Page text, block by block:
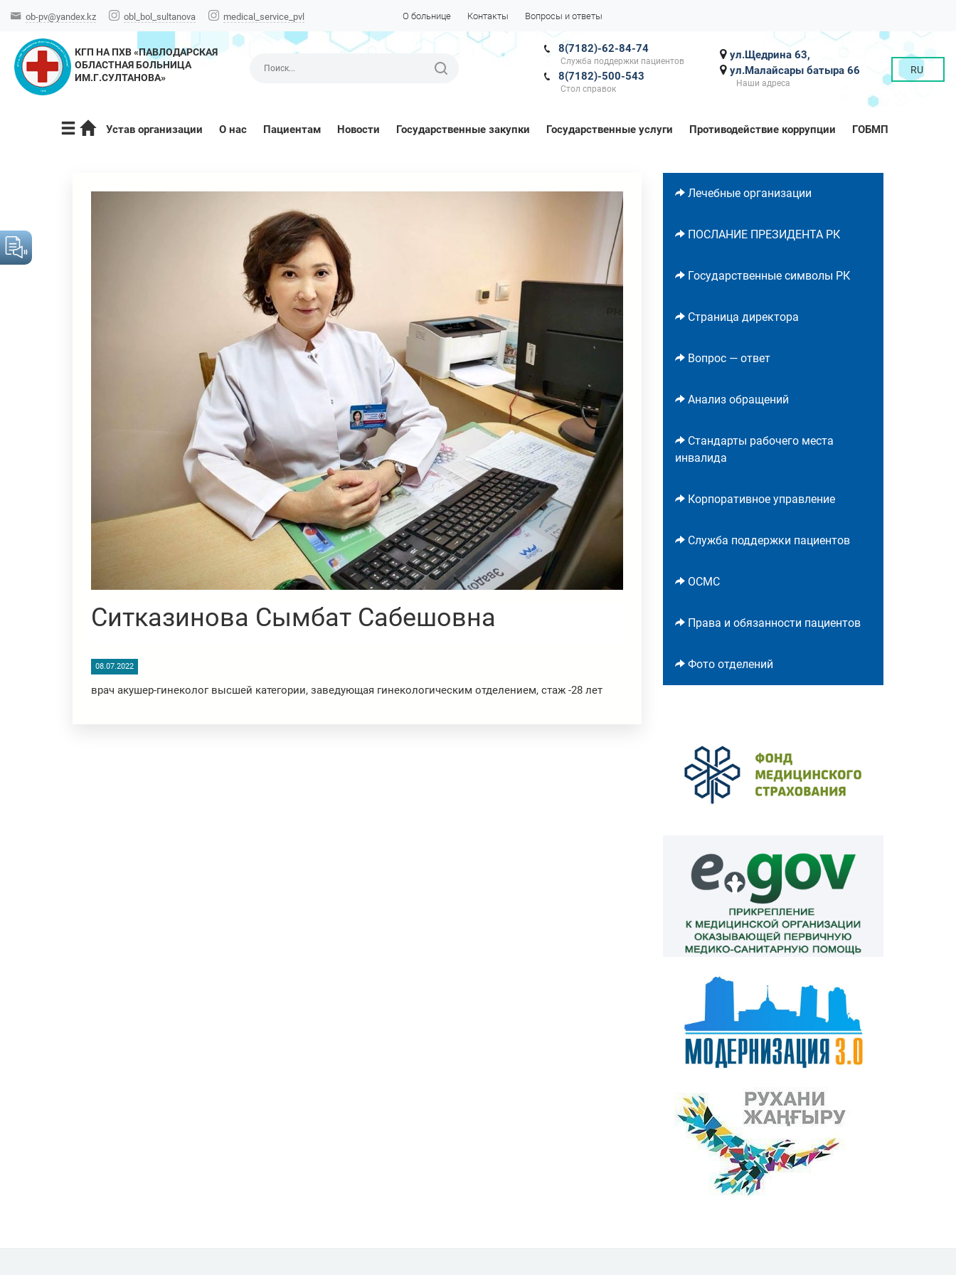
ob-pv@yandex.kz obl_bol_sultanova medical_service_pvl О больнице Контакты Вопросы и ответы
КГП НА ПХВ «ПАВЛОДАРСКАЯ
ОБЛАСТНАЯ БОЛЬНИЦА
ИМ.Г.СУЛТАНОВА»
RU
ул.Щедрина 63,
ул.Малайсары батыра 66
Наши адреса
8(7182)-62-84-74
Служба поддержки пациентов
8(7182)-500-543
Стол справок
Устав организации О нас Пациентам Новости Государственные закупки Государственные услуги Противодействие коррупции ГОБМП
Ситказинова Сымбат Сабешовна
08.07.2022
врач акушер-гинеколог высшей категории, заведующая гинекологическим отделением, стаж -28 лет
Лечебные организации
ПОСЛАНИЕ ПРЕЗИДЕНТА РК
Государственные символы РК
Страница директора
Вопрос — ответ
Анализ обращений
Стандарты рабочего места
инвалида
Корпоративное управление
Служба поддержки пациентов
ОСМС
Права и обязанности пациентов
Фото отделений